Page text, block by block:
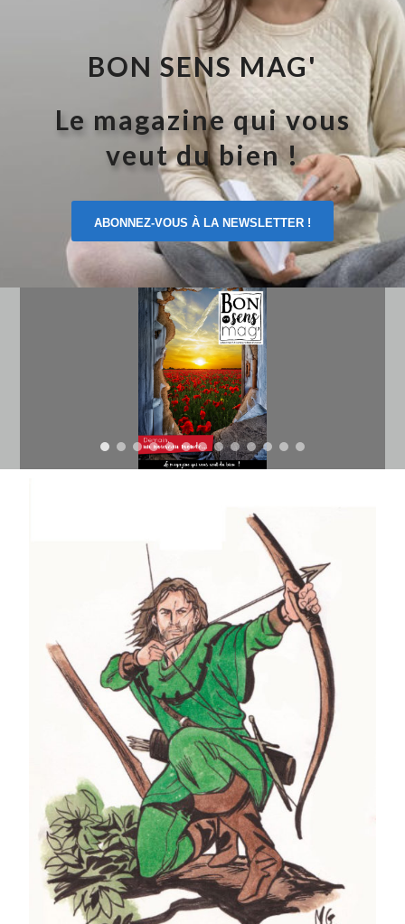
BON SENS MAG'
Le magazine qui vous
veut du bien !
ABONNEZ-VOUS À LA NEWSLETTER !